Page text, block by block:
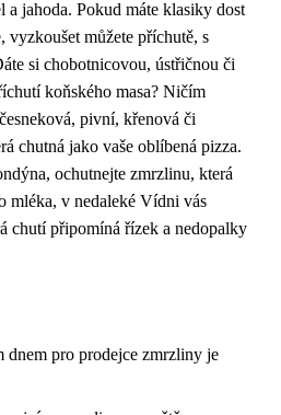
a jahoda. Pokud máte klasiky dost
vyzkoušet můžete příchutě, s
si chobotnicovou, ústřičnou či
koňského masa? Ničím
pivní, křenová či
chutná jako vaše oblíbená pizza.
ochutnejte zmrzlinu, která
mléka, v nedaleké Vídni vás
chutí připomíná řízek a nedopalky
dnem pro prodejce zmrzliny je